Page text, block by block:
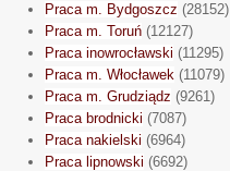
Praca m. Bydgoszcz (28152)
Praca m. Toruń (12127)
Praca inowrocławski (11295)
Praca m. Włocławek (11079)
Praca m. Grudziądz (9261)
Praca brodnicki (7087)
Praca nakielski (6964)
Praca lipnowski (6692)